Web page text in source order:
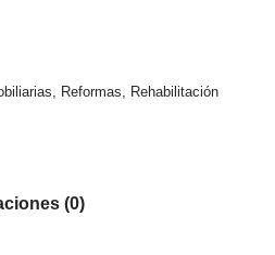
, Reformas, Rehabilitación
(0)